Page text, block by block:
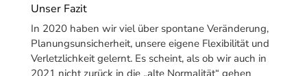
Unser Fazit
In 2020 haben wir viel über spontane Veränderung,
Planungsunsicherheit, unsere eigene Flexibilität und
Verletzlichkeit gelernt. Es scheint, als ob wir auch in
2021 nicht zurück in die „alte Normalität“ gehen